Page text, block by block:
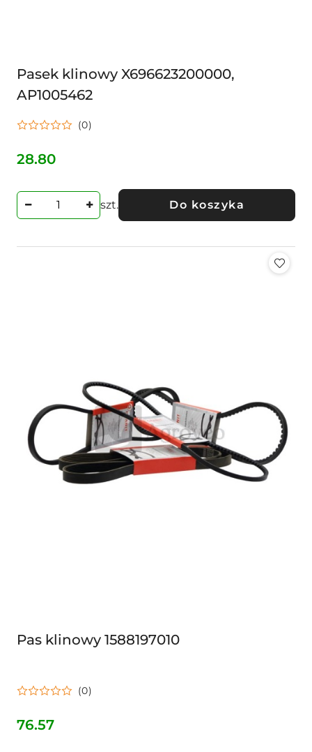
Pasek klinowy X696623200000,
AP1005462
(0)
Cena:
28.80
szt. Do koszyka
Pas klinowy 1588197010
(0)
Cena:
76.57